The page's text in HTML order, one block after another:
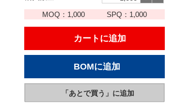
MOQ： 1,000 SPQ： 1,000